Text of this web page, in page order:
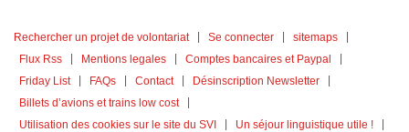
Rechercher un projet de volontariat Se connecter
sitemaps
Flux Rss
Mentions legales
Comptes bancaires et Paypal
Friday List
FAQs Contact
Désinscription Newsletter
Billets d’avions et trains low cost
Utilisation des cookies sur le site du SVI
Un séjour linguistique utile !